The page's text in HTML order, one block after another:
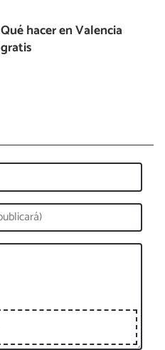
Qué hacer en Valencia
gratis